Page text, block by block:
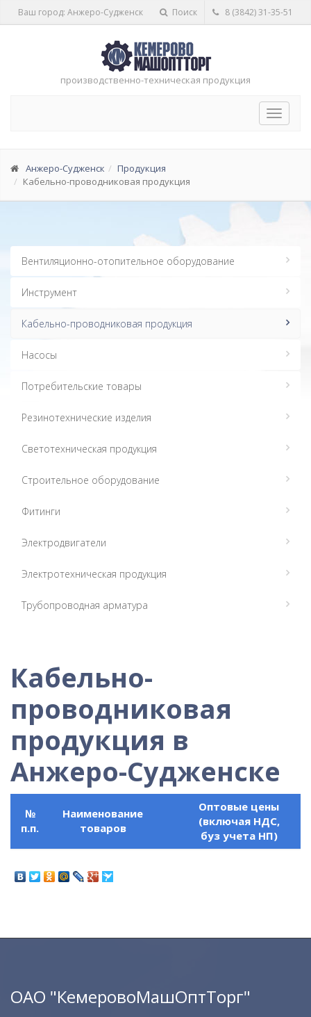
Ваш город: Анжеро-Судженск Поиск 8 (3842) 31-35-51
производственно-техническая продукция
Toggle
Анжеро-Судженск
Продукция
Кабельно-проводниковая продукция
Вентиляционно-отопительное оборудование
Инструмент
Кабельно-проводниковая продукция
Насосы
Потребительские товары
Резинотехнические изделия
Светотехническая продукция
Строительное оборудование
Фитинги
Электродвигатели
Электротехническая продукция
Трубопроводная арматура
Кабельно-
проводниковая
продукция в
Анжеро-Судженске
№
п.п.
Наименование
товаров
Оптовые цены
(включая НДС,
буз учета НП)
ОАО "КемеровоМашОптТорг"